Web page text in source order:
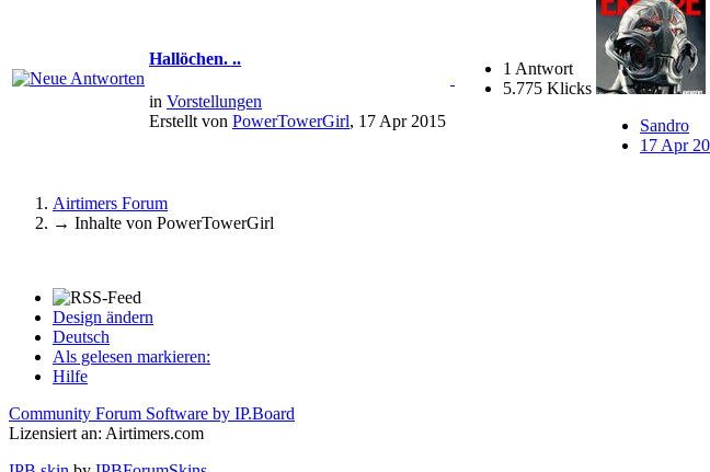
Hallöchen. ..
in Vorstellungen
Erstellt von PowerTowerGirl, 17 Apr 2015
1 Antwort
5.775 Klicks
Sandro
17 Apr
Airtimers Forum
→ Inhalte von PowerTowerGirl
Design ändern
Deutsch
Als gelesen markieren:
Hilfe
Community Forum Software by IP.Board
Lizensiert an: Airtimers.com